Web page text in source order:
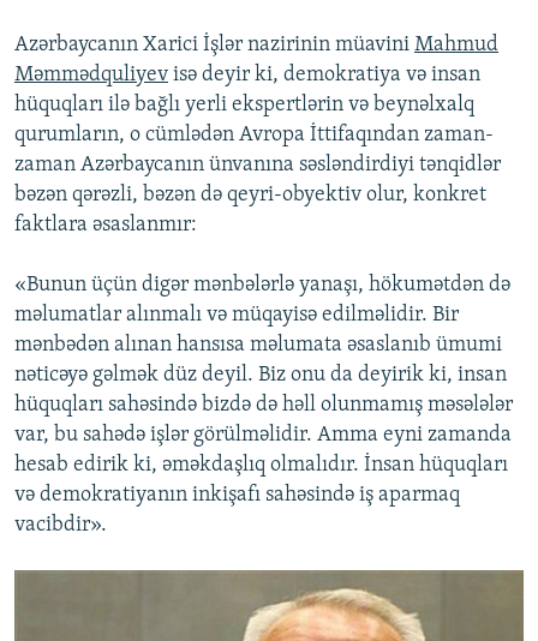
Azərbaycanın Xarici İşlər nazirinin müavini Mahmud
Məmmədquliyev isə deyir ki, demokratiya və insan
hüquqları ilə bağlı yerli ekspertlərin və beynəlxalq
qurumların, o cümlədən Avropa İttifaqından zaman-
zaman Azərbaycanın ünvanına səsləndirdiyi tənqidlər
bəzən qərəzli, bəzən də qeyri-obyektiv olur, konkret
faktlara əsaslanmır:
«Bunun üçün digər mənbələrlə yanaşı, hökumətdən də
məlumatlar alınmalı və müqayisə edilməlidir. Bir
mənbədən alınan hansısa məlumata əsaslanıb ümumi
nəticəyə gəlmək düz deyil. Biz onu da deyirik ki, insan
hüquqları sahəsində bizdə də həll olunmamış məsələlər
var, bu sahədə işlər görülməlidir. Amma eyni zamanda
hesab edirik ki, əməkdaşlıq olmalıdır. İnsan hüquqları
və demokratiyanın inkişafı sahəsində iş aparmaq
vacibdir».